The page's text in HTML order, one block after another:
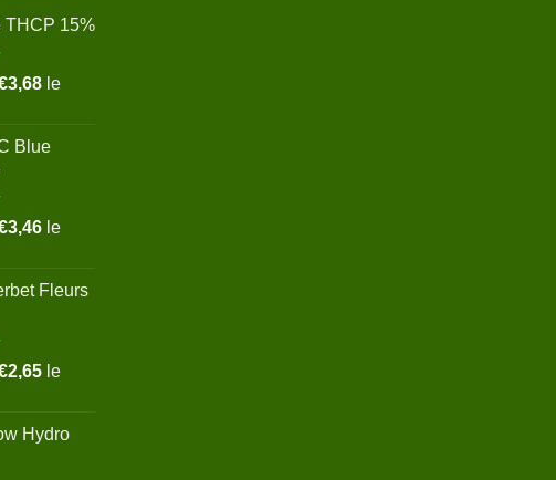
THCP 15%
3,68 le
Blue
3,46 le
Fleurs
2,65 le
Hydro